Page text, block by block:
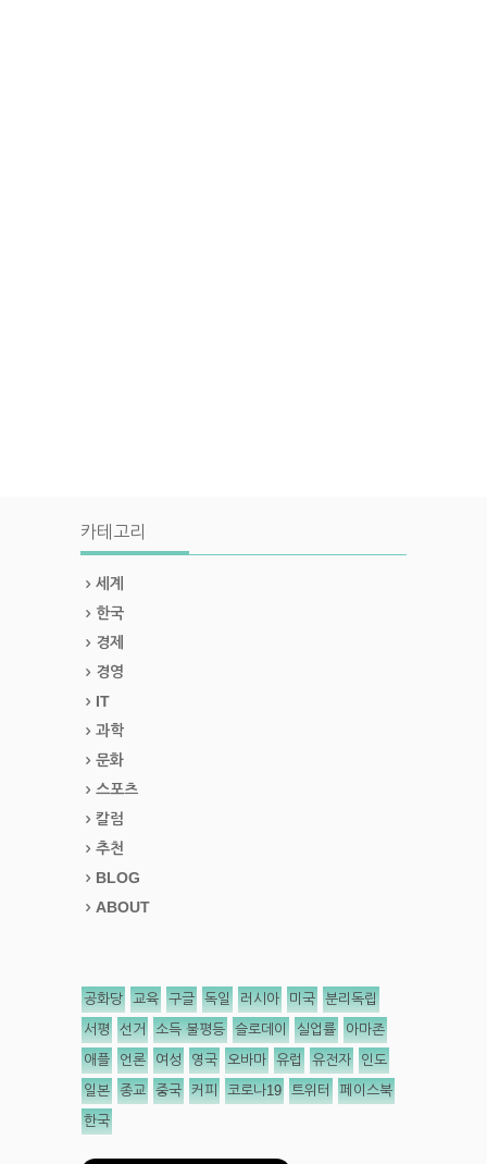
카테고리
세계
한국
경제
경영
IT
과학
문화
스포츠
칼럼
추천
BLOG
ABOUT
공화당 교육 구글 독일 러시아 미국 분리독립
서평 선거 소득 불평등 슬로데이 실업률 아마존
애플 언론 여성 영국 오바마 유럽 유전자 인도
일본 종교 중국 커피 코로나19 트위터 페이스북
한국